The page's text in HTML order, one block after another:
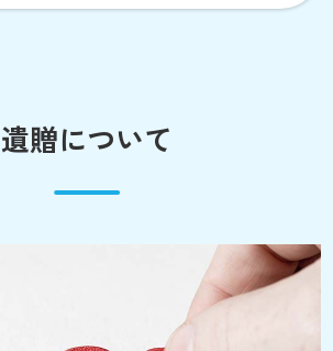
遺贈について